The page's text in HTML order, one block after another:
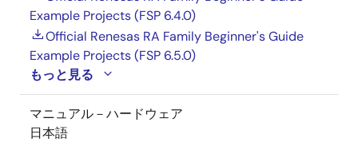
Example Projects (FSP 6.4.0)
Official Renesas RA Family Beginner's Guide
Example Projects (FSP 6.5.0)
もっと見る
マニュアル－ハードウェア
日本語